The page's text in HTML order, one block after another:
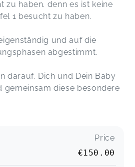
zu haben. denn es ist keine
1 besucht zu haben.
und auf die
abgestimmt.
darauf, Dich und Dein Baby
gemeinsam diese besondere
Price
€150.00